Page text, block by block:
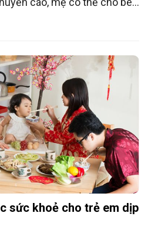
bé được 7 tháng tuổi nếu
sức khoẻ cho trẻ em dịp